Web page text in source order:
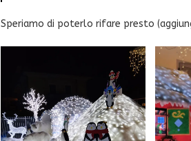
Speriamo di poterlo rifare presto